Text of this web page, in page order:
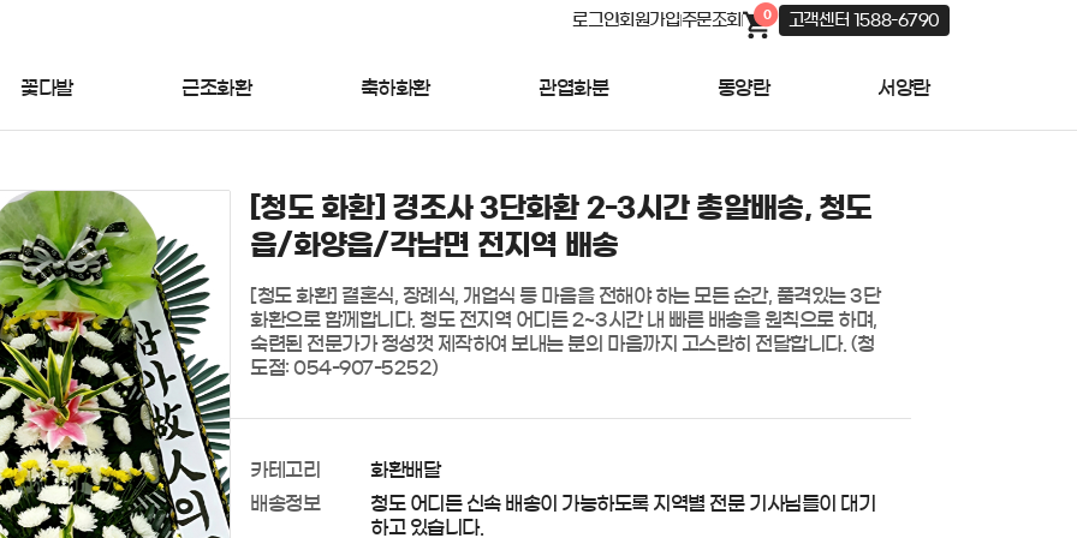
로그인회원가입주문조회 0 고객센터 1588-6790
꽃다발 근조화환 축하화환 관엽화분 동양란 서양란
[청도 화환] 경조사 3단화환 2-3시간 총알배송, 청도
읍/화양읍/각남면 전지역 배송
[청도 화환] 결혼식, 장례식, 개업식 등 마음을 전해야 하는 모든 순간, 품격있는 3단
화환으로 함께합니다. 청도 전지역 어디든 2~3시간 내 빠른 배송을 원칙으로 하며,
숙련된 전문가가 정성껏 제작하여 보내는 분의 마음까지 고스란히 전달합니다. (청
도점: 054-907-5252)
카테고리
화환배달
배송정보
청도 어디든 신속 배송이 가능하도록 지역별 전문 기사님들이 대기
하고 있습니다.